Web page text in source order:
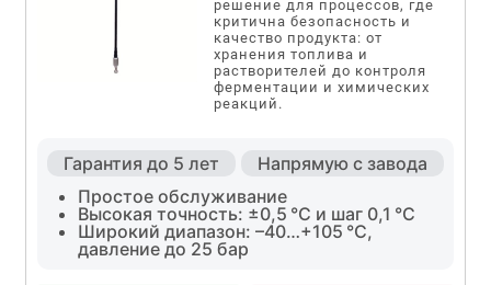
решение для процессов, где
критична безопасность и
качество продукта: от
хранения топлива и
растворителей до контроля
ферментации и химических
реакций.
Гарантия до 5 лет
Напрямую с завода
Простое обслуживание
Высокая точность: ±0,5 °C и шаг 0,1 °C
Широкий диапазон: –40…+105 °C,
давление до 25 бар